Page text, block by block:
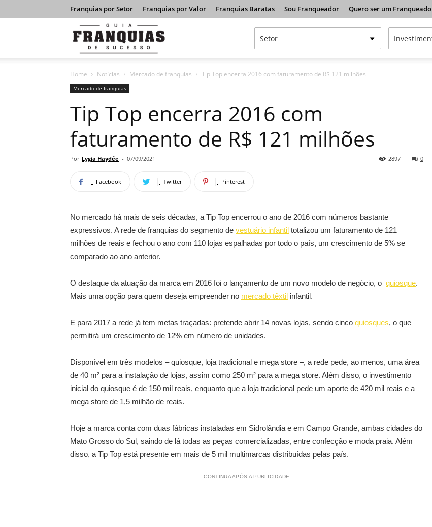
Franquias por Setor Franquias por Valor Franquias Baratas Sou Franqueador Quero ser um Franqueado
Franquias
de
Home Notícias Mercado de franquias Tip Top encerra 2016 com faturamento de R$ 121 milhões
Mercado de franquias
Tip Top encerra 2016 com
faturamento de R$ 121 milhões
Por Lygia Haydée - 07/09/2021 0
2897
Facebook Twitter Pinterest
No mercado há mais de seis décadas, a Tip Top encerrou o ano de 2016 com números bastante
expressivos. A rede de franquias do segmento de vestuário infantil totalizou um faturamento de 121
milhões de reais e fechou o ano com 110 lojas espalhadas por todo o país, um crescimento de 5% se
comparado ao ano anterior.
O destaque da atuação da marca em 2016 foi o lançamento de um novo modelo de negócio, o quiosque.
Mais uma opção para quem deseja empreender no mercado têxtil infantil.
E para 2017 a rede já tem metas traçadas: pretende abrir 14 novas lojas, sendo cinco quiosques, o que
permitirá um crescimento de 12% em número de unidades.
Disponível em três modelos – quiosque, loja tradicional e mega store –, a rede pede, ao menos, uma área
de 40 m² para a instalação de lojas, assim como 250 m² para a mega store. Além disso, o investimento
inicial do quiosque é de 150 mil reais, enquanto que a loja tradicional pede um aporte de 420 mil reais e a
mega store de 1,5 milhão de reais.
Hoje a marca conta com duas fábricas instaladas em Sidrolândia e em Campo Grande, ambas cidades do
Mato Grosso do Sul, saindo de lá todas as peças comercializadas, entre confecção e moda praia. Além
disso, a Tip Top está presente em mais de 5 mil multimarcas distribuídas pelas país.
CONTINUA APÓS A PUBLICIDADE